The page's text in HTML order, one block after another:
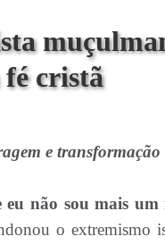
fé cristã
e transformação
não sou mais um
o extremismo